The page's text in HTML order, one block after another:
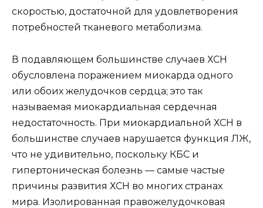
скоростью, достаточной для удовлетворения
потребностей тканевого метаболизма.
В подавляющем большинстве случаев ХСН
обусловлена поражением миокарда одного
или обоих желудочков сердца; это так
называемая миокардиальная сердечная
недостаточность. При миокардиальной ХСН в
большинстве случаев нарушается функция ЛЖ,
что не удивительно, поскольку КБС и
гипертоническая болезнь — самые частые
причины развития ХСН во многих странах
мира. Изолированная правожелудочковая